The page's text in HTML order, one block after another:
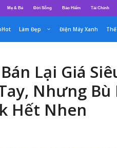
Mẹ & Bé Đời Sống Bảo Hiểm Tài Chính
Làm Đẹp Điện Máy Xanh
Lại Giá
Nhưng
Hết Nhen